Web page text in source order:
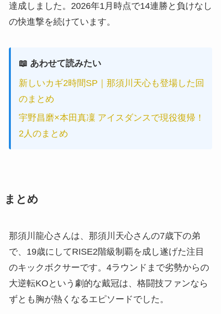
達成しました。2026年1月時点で14連勝と負けなし
の快進撃を続けています。
📖 あわせて読みたい
新しいカギ2時間SP｜那須川天心も登場した回
のまとめ
宇野昌磨×本田真凜 アイスダンスで現役復帰！
2人のまとめ
まとめ
那須川龍心さんは、那須川天心さんの7歳下の弟
で、19歳にしてRISE2階級制覇を成し遂げた注目
のキックボクサーです。4ラウンドまで劣勢からの
大逆転KOという劇的な戴冠は、格闘技ファンなら
ずとも胸が熱くなるエピソードでした。